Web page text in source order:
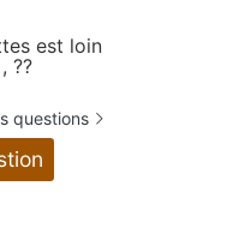
est loin
??
questions